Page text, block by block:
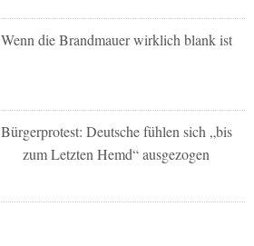
Wenn die Brandmauer wirklich blank ist
Bürgerprotest: Deutsche fühlen sich „bis
zum Letzten Hemd“ ausgezogen